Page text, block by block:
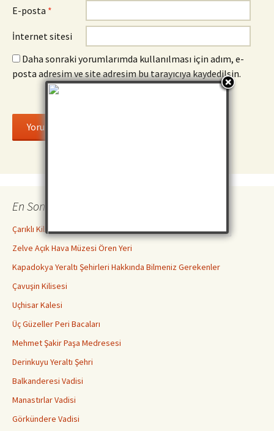
E-posta *
İnternet sitesi
Daha sonraki yorumlarımda kullanılması için adım, e-
posta adresim ve site adresim bu tarayıcıya kaydedilsin.
En Son İncelemeler
Çarıklı Kilise ( Göreme Açık Hava Müzesi )
Zelve Açık Hava Müzesi Ören Yeri
Kapadokya Yeraltı Şehirleri Hakkında Bilmeniz Gerekenler
Çavuşin Kilisesi
Uçhisar Kalesi
Üç Güzeller Peri Bacaları
Mehmet Şakir Paşa Medresesi
Derinkuyu Yeraltı Şehri
Balkanderesi Vadisi
Manastırlar Vadisi
Görkündere Vadisi